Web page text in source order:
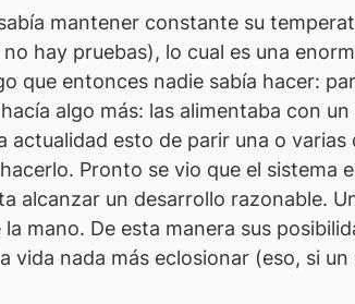
mantener constante su
hay pruebas), lo cual es una
que entonces nadie sabía hacer:
algo más: las alimentaba con
esto de parir una o varias
Pronto se vio que el sistema
alcanzar un desarrollo razonable.
mano. De esta manera sus
vida nada más eclosionar (eso, si